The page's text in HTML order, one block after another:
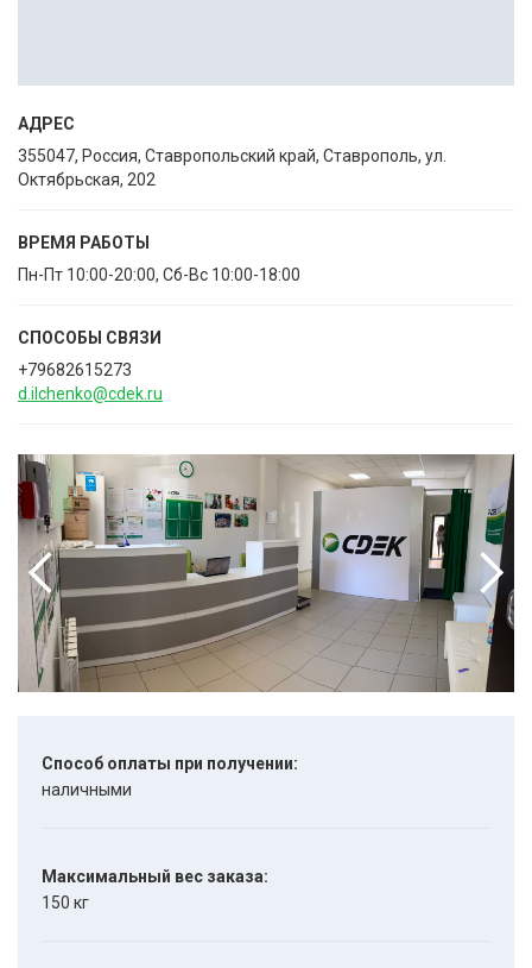
АДРЕС
355047, Россия, Ставропольский край, Ставрополь, ул.
Октябрьская, 202
ВРЕМЯ РАБОТЫ
Пн-Пт 10:00-20:00, Сб-Вс 10:00-18:00
СПОСОБЫ CВЯЗИ
+79682615273
d.ilchenko@cdek.ru
Способ оплаты при получении:
наличными
Максимальный вес заказа:
150 кг